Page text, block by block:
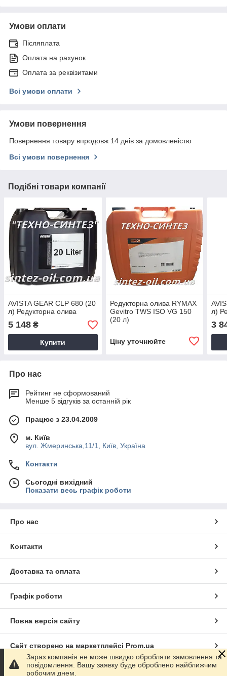
Умови оплати
Післяплата
Оплата на рахунок
Оплата за реквізитами
Всі умови оплати
Умови повернення
Повернення товару впродовж 14 днів за домовленістю
Всі умови повернення
Подібні товари компанії
AVISTA GEAR CLP 680 (20
л) Редукторна олива
5 148 ₴
Купити
Редукторна олива RYMAX
Gevitro TWS ISO VG 150
(20 л)
Ціну уточнюйте
л)
3
Про нас
Рейтинг не сформований
Менше 5 відгуків за останній рік
Працює з 23.04.2009
м. Київ
вул. Жмеринська,11/1, Київ, Україна
Контакти
Сьогодні вихідний
Показати весь графік роботи
Про нас
Контакти
Доставка та оплата
Графік роботи
Повна версія сайту
Сайт створено на маркетплейсі Prom.ua
Політика конфіденційності
Зараз компанія не може швидко обробляти замовлення та
повідомлення. Вашу заявку буде оброблено найближчим
робочим днем.